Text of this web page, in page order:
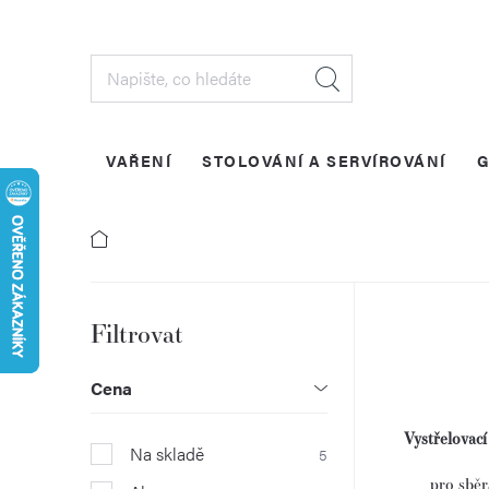
VAŘENÍ STOLOVÁNÍ A SERVÍROVÁNÍ
P
o
s
t
Cena
Na skladě 5
pro